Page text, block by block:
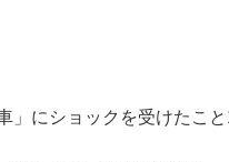
にショックを受けたこと